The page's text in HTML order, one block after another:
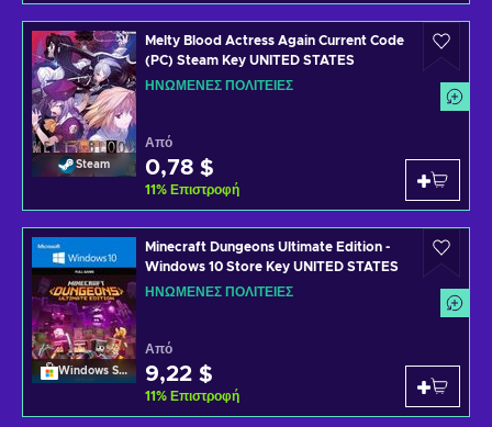
Steam
Melty Blood Actress Again Current Code
(PC) Steam Key UNITED STATES
ΗΝΩΜΈΝΕΣ ΠΟΛΙΤΕΊΕΣ
Από
0,78 $
11% Επιστροφή
Windows Store
Minecraft Dungeons Ultimate Edition -
Windows 10 Store Key UNITED STATES
ΗΝΩΜΈΝΕΣ ΠΟΛΙΤΕΊΕΣ
Από
9,22 $
11% Επιστροφή